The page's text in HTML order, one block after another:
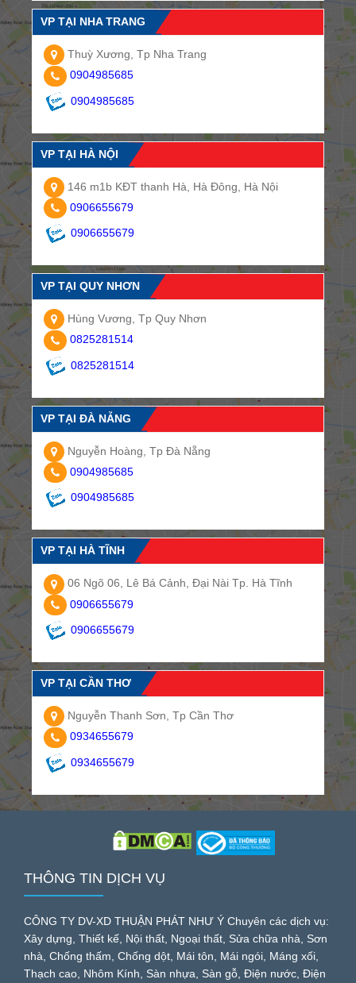
VP TẠI NHA TRANG
Thuỳ Xương, Tp Nha Trang
0904985685
0904985685
VP TẠI HÀ NỘI
146 m1b KĐT thanh Hà, Hà Đông, Hà Nội
0906655679
0906655679
VP TẠI QUY NHƠN
Hùng Vương, Tp Quy Nhơn
0825281514
0825281514
VP TẠI ĐÀ NẴNG
Nguyễn Hoàng, Tp Đà Nẵng
0904985685
0904985685
VP TẠI HÀ TĨNH
06 Ngõ 06, Lê Bá Cảnh, Đại Nài Tp. Hà Tĩnh
0906655679
0906655679
VP TẠI CẦN THƠ
Nguyễn Thanh Sơn, Tp Cần Thơ
0934655679
0934655679
THÔNG TIN DỊCH VỤ
CÔNG TY DV-XD THUẬN PHÁT NHƯ Ý Chuyên các dịch vụ:
Xây dựng, Thiết kế, Nội thất, Ngoại thất, Sửa chữa nhà, Sơn
nhà, Chống thấm, Chống dột, Mái tôn, Mái ngói, Máng xối,
Thạch cao, Nhôm Kính, Sàn nhựa, Sàn gỗ, Điện nước, Điện